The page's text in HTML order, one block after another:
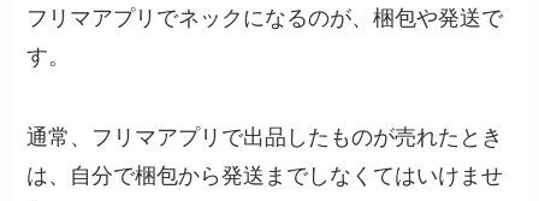
フリマアプリでネックになるのが、梱包や発送で
す。
通常、フリマアプリで出品したものが売れたとき
は、自分で梱包から発送までしなくてはいけませ